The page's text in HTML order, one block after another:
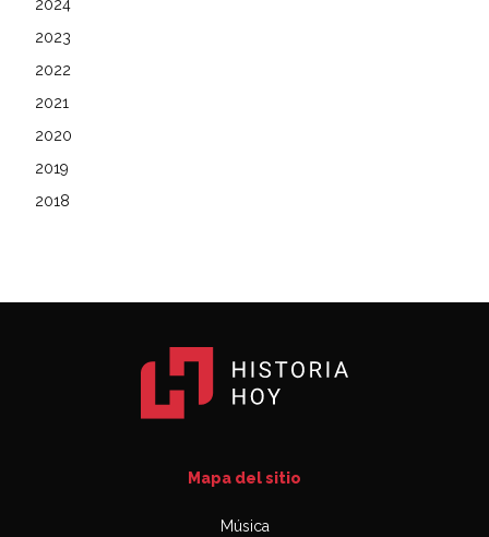
2024
2023
2022
2021
2020
2019
2018
Mapa del sitio
Música